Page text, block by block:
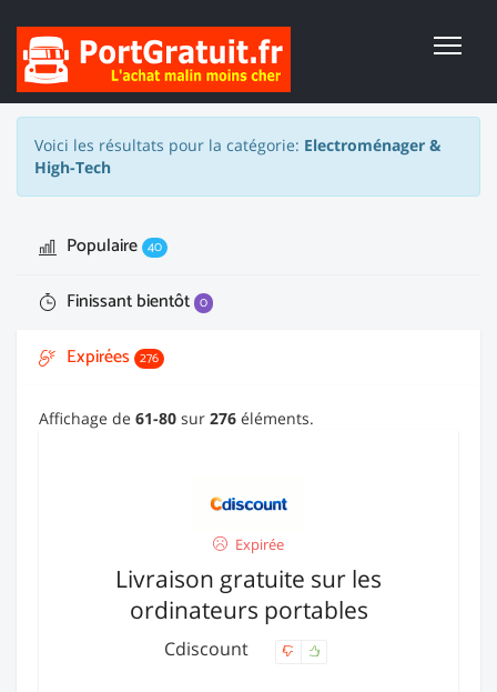
Voici les résultats pour la catégorie: Electroménager &
High-Tech
Populaire 40
Finissant bientôt 0
Expirées 276
Affichage de 61-80 sur 276 éléments.
Expirée
Livraison gratuite sur les
ordinateurs portables
Cdiscount